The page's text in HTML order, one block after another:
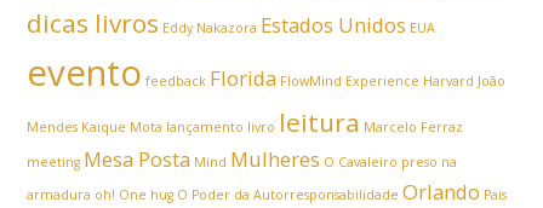
dicas livros Eddy Nakazora Estados Unidos EUA
evento feedback Florida FlowMind Experience Harvard João
Mendes Kaique Mota lançamento livro leitura Marcelo Ferraz
meeting Mesa Posta Mind Mulheres O Cavaleiro preso na
armadura oh! One hug O Poder da Autorresponsabilidade Orlando Pais